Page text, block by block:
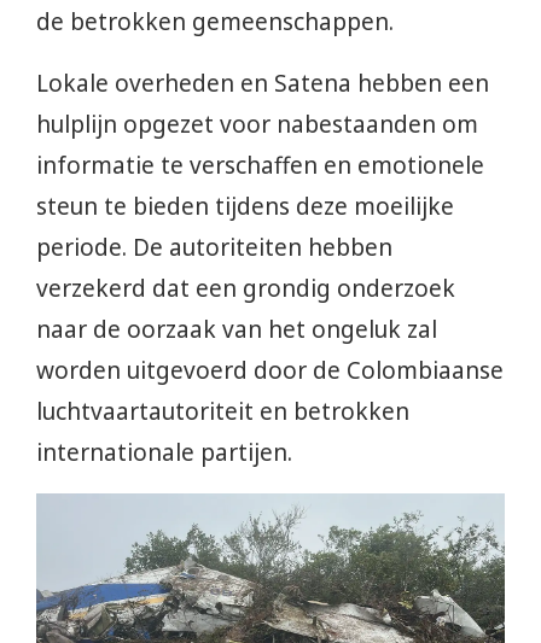
de betrokken gemeenschappen.
Lokale overheden en Satena hebben een
hulplijn opgezet voor nabestaanden om
informatie te verschaffen en emotionele
steun te bieden tijdens deze moeilijke
periode. De autoriteiten hebben
verzekerd dat een grondig onderzoek
naar de oorzaak van het ongeluk zal
worden uitgevoerd door de Colombiaanse
luchtvaartautoriteit en betrokken
internationale partijen.